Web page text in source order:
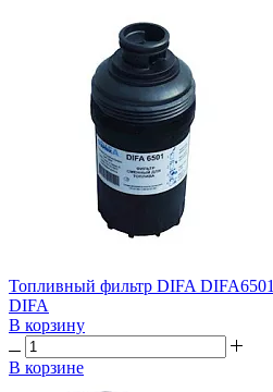
Топливный фильтр DIFA DIFA6501
DIFA
В корзину
В корзине